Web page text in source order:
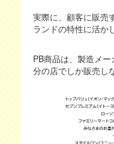
実際に、顧客に販売
ランドの特性に活か
PB商品は、製造メ
分の店でしか販売し